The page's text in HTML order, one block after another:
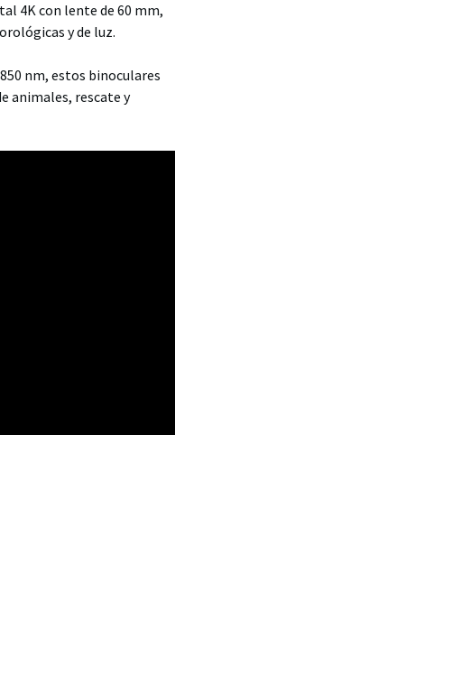
4K con lente de 60 mm,
y de luz.
nm, estos binoculares
animales, rescate y